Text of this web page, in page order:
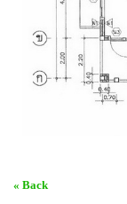
« Back